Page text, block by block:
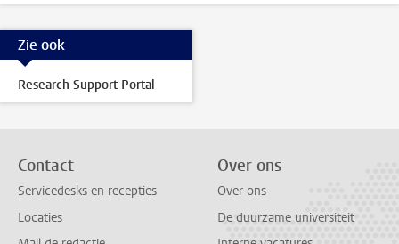
Zie ook
Research Support Portal
Contact
Servicedesks en recepties
Locaties
Over ons
Over ons
De duurzame universiteit